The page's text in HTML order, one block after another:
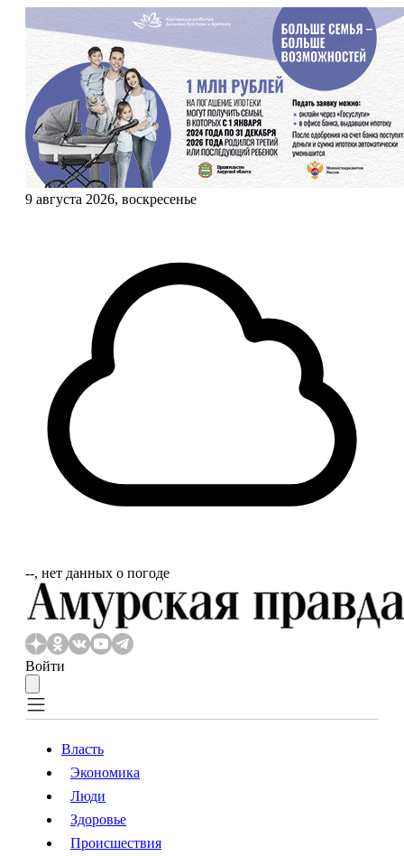
9 августа 2026, воскресенье
‐‐, нет данных о погоде
Войти
Власть
Происшествия
Власть
Экономика
Люди
Здоровье
Происшествия